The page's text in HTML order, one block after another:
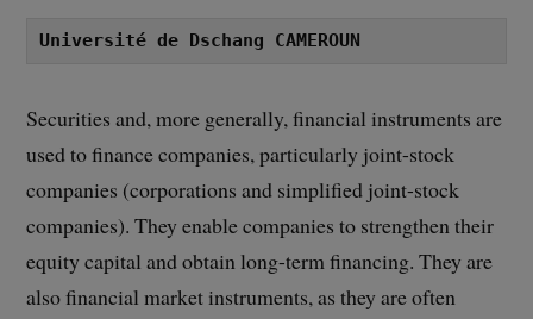
Université de Dschang CAMEROUN
Securities and, more generally, financial instruments are
used to finance companies, particularly joint-stock
companies (corporations and simplified joint-stock
companies). They enable companies to strengthen their
equity capital and obtain long-term financing. They are
also financial market instruments, as they are often